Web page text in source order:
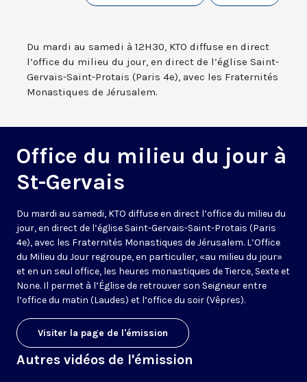
Du mardi au samedi à 12H30, KTO diffuse en direct
l’office du milieu du jour, en direct de l’église Saint-
Gervais-Saint-Protais (Paris 4e), avec les Fraternités
Monastiques de Jérusalem.
Office du milieu du jour à
St-Gervais
Du mardi au samedi, KTO diffuse en direct l’office du milieu du
jour, en direct de l’église Saint-Gervais-Saint-Protais (Paris
4e), avec les Fraternités Monastiques de Jérusalem. L’Office
du Milieu du Jour regroupe, en particulier, «au milieu du jour»
et en un seul office, les heures monastiques de Tierce, Sexte et
None. Il permet à l’Église de retrouver son Seigneur entre
l’office du matin (Laudes) et l’office du soir (Vêpres).
Visiter la page de l'émission
Autres vidéos de l'émission